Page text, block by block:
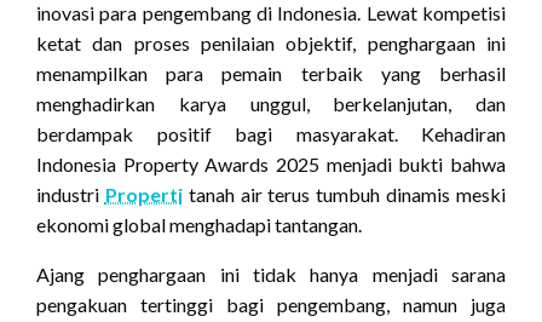
inovasi para pengembang di Indonesia. Lewat kompetisi
ketat dan proses penilaian objektif, penghargaan ini
menampilkan para pemain terbaik yang berhasil
menghadirkan karya unggul, berkelanjutan, dan
berdampak positif bagi masyarakat. Kehadiran
Indonesia Property Awards 2025 menjadi bukti bahwa
industri Properti tanah air terus tumbuh dinamis meski
ekonomi global menghadapi tantangan.
Ajang penghargaan ini tidak hanya menjadi sarana
pengakuan tertinggi bagi pengembang, namun juga